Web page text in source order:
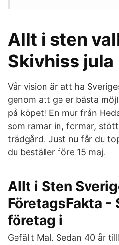
Allt i sten
Skivhiss jula
Vår vision är att ha
genom att ge er bästa
på köpet! En mur från
som ramar in, formar,
trädgård. Just nu får du
du beställer före 15 maj.
Allt i Sten
FöretagsFakta -
företag i
Gefällt Mal. Sedan 40 år